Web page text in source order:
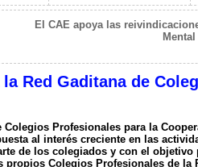
El CAE apoya las
Red Gaditana de
Colegios Profesionales para la
al interés creciente en las
de los colegiados y con el
propios Colegios Profesionales de la